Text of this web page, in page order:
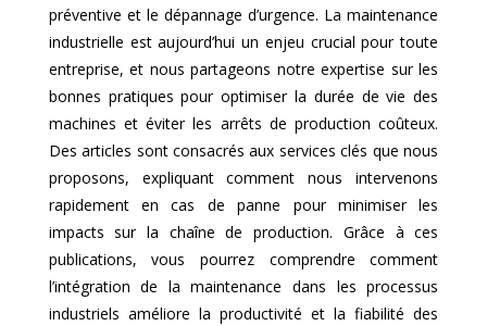
préventive et le dépannage d’urgence. La maintenance
industrielle est aujourd’hui un enjeu crucial pour toute
entreprise, et nous partageons notre expertise sur les
bonnes pratiques pour optimiser la durée de vie des
machines et éviter les arrêts de production coûteux.
Des articles sont consacrés aux services clés que nous
proposons, expliquant comment nous intervenons
rapidement en cas de panne pour minimiser les
impacts sur la chaîne de production. Grâce à ces
publications, vous pourrez comprendre comment
l’intégration de la maintenance dans les processus
industriels améliore la productivité et la fiabilité des